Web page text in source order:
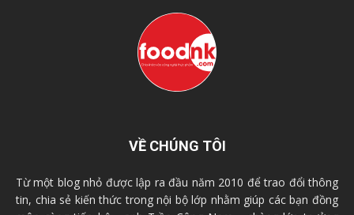
VỀ CHÚNG TÔI
Từ một blog nhỏ được lập ra đầu năm 2010 để trao đổi thông
tin, chia sẻ kiến thức trong nội bộ lớp nhằm giúp các bạn đồng